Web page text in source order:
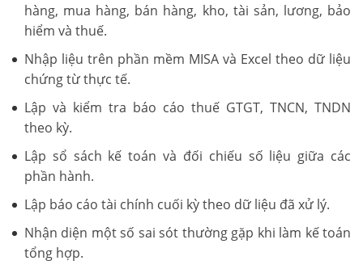
hàng, mua hàng, bán hàng, kho, tài sản, lương, bảo
hiểm và thuế.
Nhập liệu trên phần mềm MISA và Excel theo dữ liệu
chứng từ thực tế.
Lập và kiểm tra báo cáo thuế GTGT, TNCN, TNDN
theo kỳ.
Lập sổ sách kế toán và đối chiếu số liệu giữa các
phần hành.
Lập báo cáo tài chính cuối kỳ theo dữ liệu đã xử lý.
Nhận diện một số sai sót thường gặp khi làm kế toán
tổng hợp.